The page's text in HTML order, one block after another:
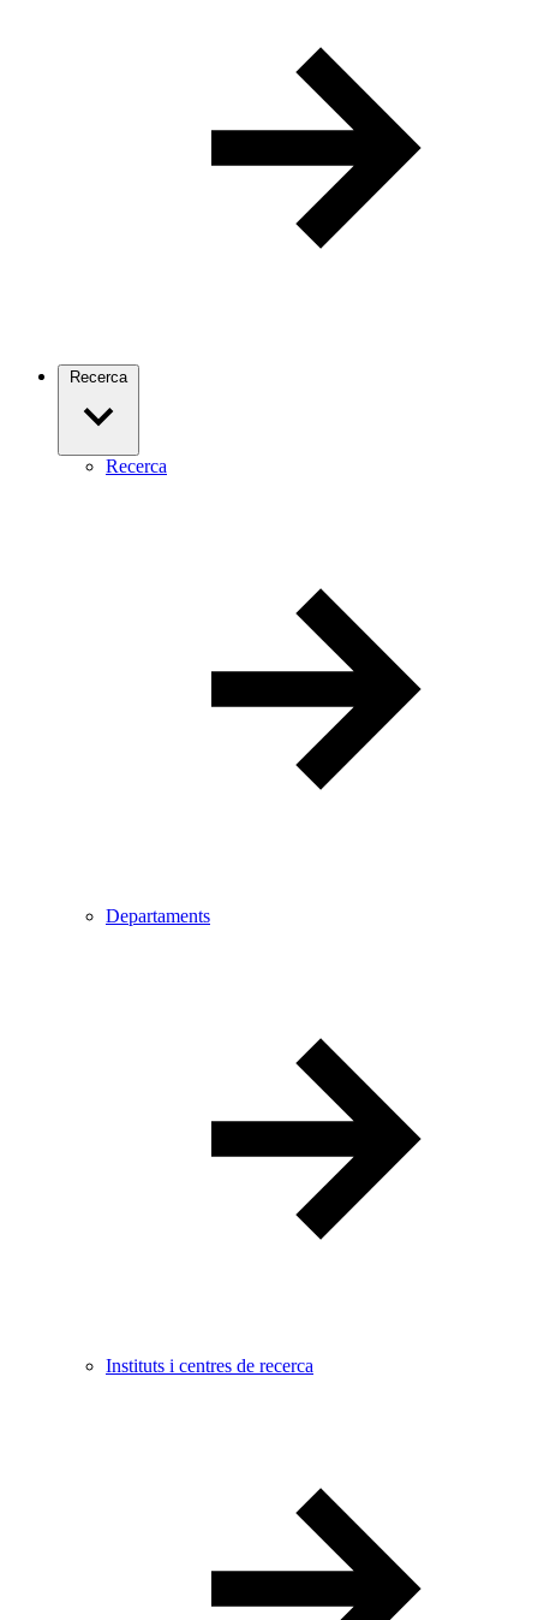
Recerca
Recerca
Departaments
Instituts i centres de recerca